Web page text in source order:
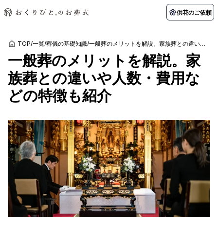
供花のご依頼
初めての方へ
初めての方へ 納棺の儀とは？
葬儀の流れ
アフターサポート
会社を知る
スタッフ一覧 採用情報
会社概要 店舗用地募集
関東エリア
東京都
千葉県 神奈川県
北海道エリア
札幌市 函館市
お客様の声
ご葬儀事例 お客様の声
よくある質問
葬儀の知識
葬儀の知識 供花のご依頼
TOP/一覧/葬儀の基礎知識/ 一般葬のメリットを解説。家族葬との違いや人数・費用などの特徴も紹介
一般葬のメリットを解説。家
族葬との違いや人数・費用な
どの特徴も紹介